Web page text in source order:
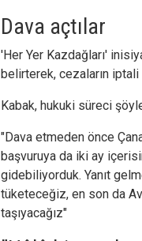
Dava açtılar
'Her Yer Kazdağları'
belirterek, cezaların
Kabak, hukuki süreci
"Dava etmeden önce
başvuruya da iki ay
gidebiliyorduk. Yanıt
tüketeceğiz, en son da
taşıyacağız"